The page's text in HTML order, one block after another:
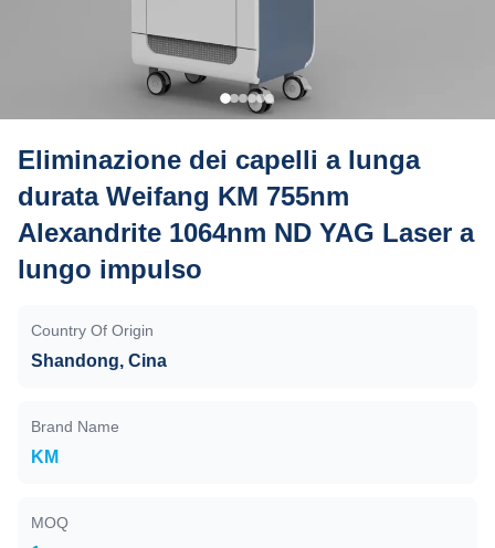
Eliminazione dei capelli a lunga
durata Weifang KM 755nm
Alexandrite 1064nm ND YAG Laser a
lungo impulso
Country Of Origin
Shandong, Cina
Brand Name
KM
MOQ